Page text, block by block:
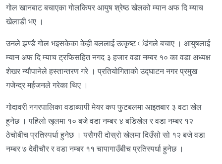
गोल खानबाट बचाएका गोलकिपर आयुष श्रेष्ठ खेलको म्यान अफ दि म्याच
खेलाडी भए ।
उनले झण्डै गोल भइसकेका केही बललाई उत्कृष्ट ंंढंगले बचाए । आयुषलाई
म्यान अफ दि म्याच ट्रफिसहित नगद ३ हजार वडा नम्बर १० का वडा अध्यक्ष
शेखर न्यौपानेले हस्तान्तरण गरे । प्रतियोगिताको उद्घाटन नगर प्रमुख
गजेन्द्र मर्हजनले गरेका थिए ।
गोदावरी नगरपालिका वडाब्यापी मेयर कप फुटबलमा आइतबार ३ वटा खेल
हुनेछ । पहिलो खृलमा १० बजे वडा नम्बर ४ बडिखेल र वडा नम्बर १२
ठेचोबीच प्रतिस्पर्धा हुनेछ । यसैगरी दोस्रो खेलमा दिउँसो सो १२ बजे वडा
नम्बर ७ देवीचौर र वडा नम्बर ११ चापागाउँबीच प्रतिस्पर्धा हुनेछ ।